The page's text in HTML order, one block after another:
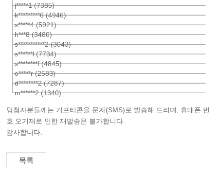
j*****1 (7385)
k*********6 (4946)
s*****4 (5921)
h***8 (3480)
s***********2 (3043)
s******l (7734)
s********f (4845)
o*****r (2583)
d********2 (7287)
m******2 (1340)
당첨자분들께는 기프티콘을 문자(SMS)로 발송해 드리며, 휴대폰 번
호 오기재로 인한 재발송은 불가합니다.
감사합니다.